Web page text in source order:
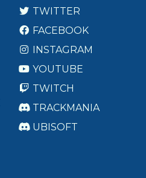
TWITTER
FACEBOOK
INSTAGRAM
YOUTUBE
TWITCH
TRACKMANIA
UBISOFT